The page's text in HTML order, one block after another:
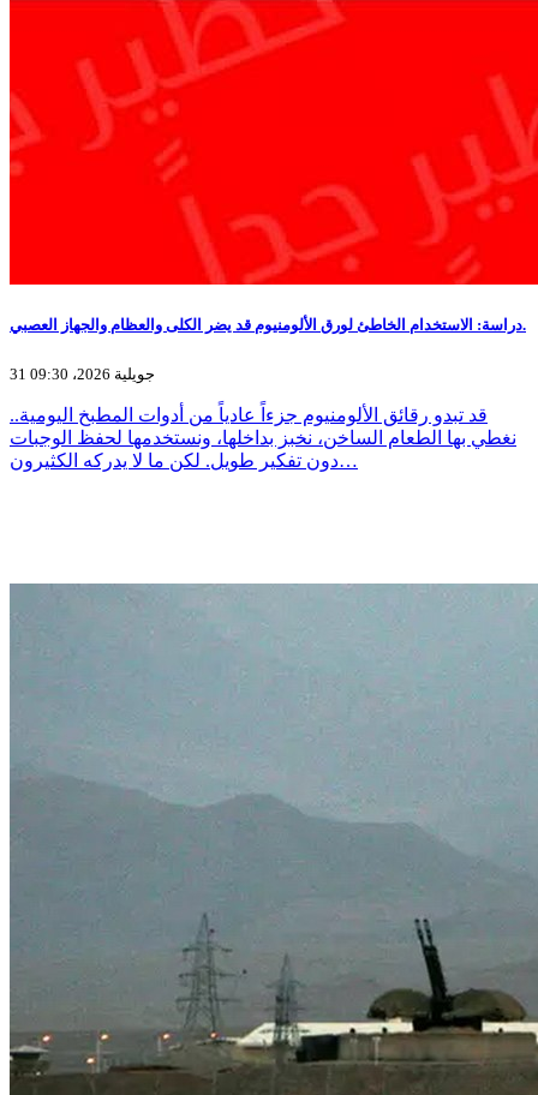
دراسة: الاستخدام الخاطئ لورق الألومنيوم قد يضر الكلى والعظام والجهاز العصبي.
31 جويلية 2026، 09:30
قد تبدو رقائق الألومنيوم جزءاً عادياً من أدوات المطبخ اليومية..
نغطي بها الطعام الساخن، نخبز بداخلها، ونستخدمها لحفظ الوجبات
دون تفكير طويل. لكن ما لا يدركه الكثيرون…